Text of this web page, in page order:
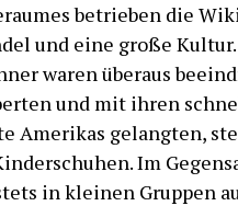
betrieben die
und eine große
waren überaus
und mit ihren
Amerikas gelangten,
Im
in kleinen Gruppen